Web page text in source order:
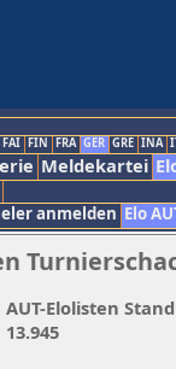
FAI FIN FRA GER GRE INA
Meldekartei
anmelden Elo
AUT-Elolisten
13.945